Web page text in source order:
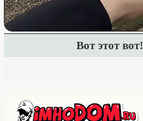
Вот этот вот!